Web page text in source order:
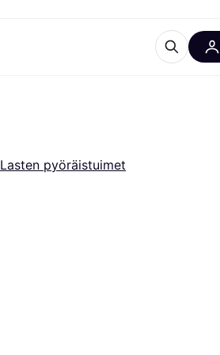
Lasten pyöräistuimet